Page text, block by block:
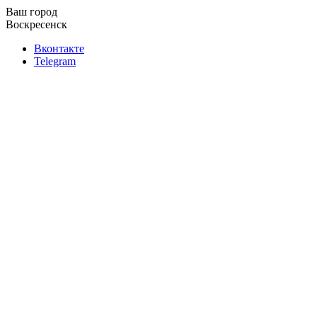
Ваш город
Воскресенск
Вконтакте
Telegram